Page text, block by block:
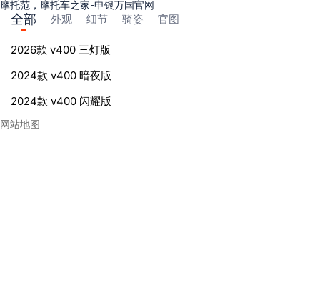
摩托范，摩托车之家-申银万国官网
全部 外观 细节 骑姿 官图
2026款 v400 三灯版
2024款 v400 暗夜版
2024款 v400 闪耀版
网站地图